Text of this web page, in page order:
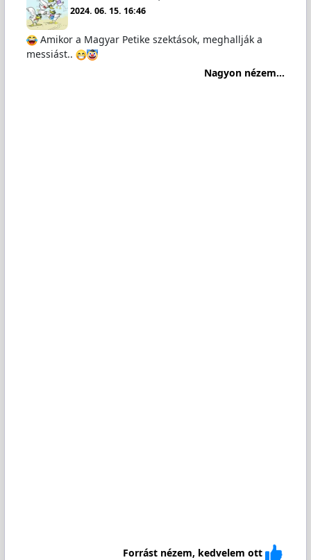
2024. 06. 15. 16:46
Amikor a Magyar Petike szektások, meghallják a
messiást..
Nagyon nézem...
Forrást nézem, kedvelem ott